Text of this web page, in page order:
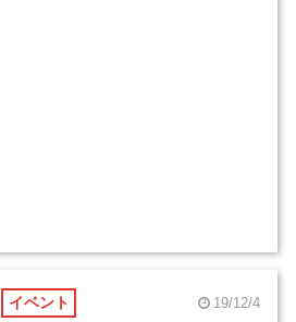
イベント 19/12/4